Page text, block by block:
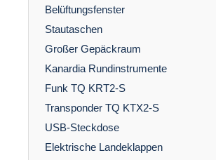
Belüftungsfenster
Stautaschen
Großer Gepäckraum
Kanardia Rundinstrumente
Funk TQ KRT2-S
Transponder TQ KTX2-S
USB-Steckdose
Elektrische Landeklappen